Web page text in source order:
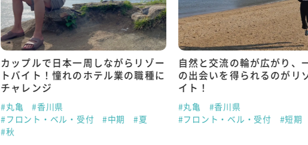
カップルで日本一周しながらリゾー
トバイト！憧れのホテル業の職種に
チャレンジ
#丸亀
#香川県
#フロント・ベル・受付
#中期
#夏
#秋
自然と交流の輪が広がり、
の出会いを得られるのがリ
イト！
#丸亀
#香川県
#フロント・ベル・受付
#短期